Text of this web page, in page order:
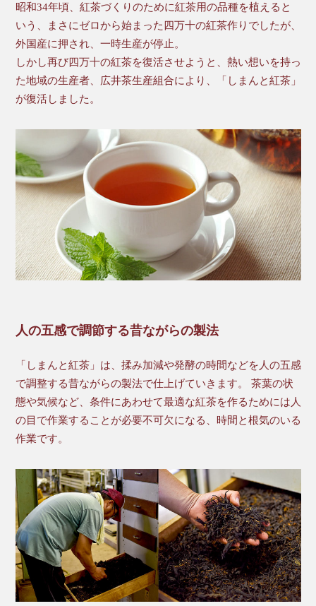
昭和34年頃、紅茶づくりのために紅茶用の品種を植えると
いう、まさにゼロから始まった四万十の紅茶作りでしたが、
外国産に押され、一時生産が停止。
しかし再び四万十の紅茶を復活させようと、熱い想いを持っ
た地域の生産者、広井茶生産組合により、「しまんと紅茶」
が復活しました。
人の五感で調節する昔ながらの製法
「しまんと紅茶」は、揉み加減や発酵の時間などを人の五感
で調整する昔ながらの製法で仕上げていきます。 茶葉の状
態や気候など、条件にあわせて最適な紅茶を作るためには人
の目で作業することが必要不可欠になる、時間と根気のいる
作業です。